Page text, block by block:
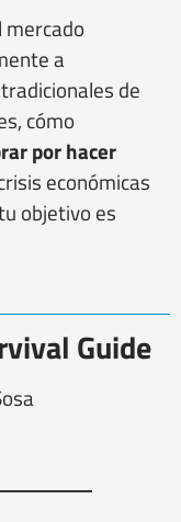
mercado
a
de
cómo
por hacer
económicas
objetivo es
Guide